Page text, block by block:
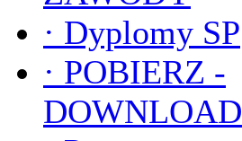
· Dyplomy SP
· POBIERZ -
DOWNLOAD